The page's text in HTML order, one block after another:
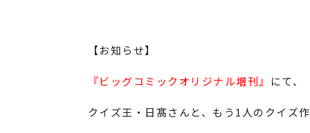
【お知らせ】
『ビッグコミックオリジナル増刊』 にて、
クイズ王・日髙さんと、もう1人のクイズ